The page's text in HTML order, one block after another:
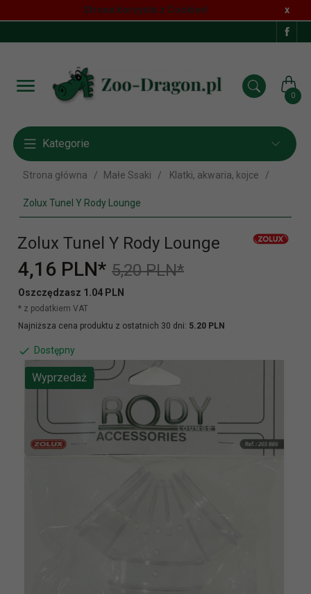
Strona korzysta z Cookies! x
0
Kategorie
Strona główna Małe Ssaki Klatki, akwaria, kojce
Zolux Tunel Y Rody Lounge
Zolux Tunel Y Rody Lounge
4,16 PLN* 5,20 PLN*
Oszczędzasz 1.04 PLN
* z podatkiem VAT
Najniższa cena produktu z ostatnich 30 dni: 5.20 PLN
Dostępny
Wyprzedaż